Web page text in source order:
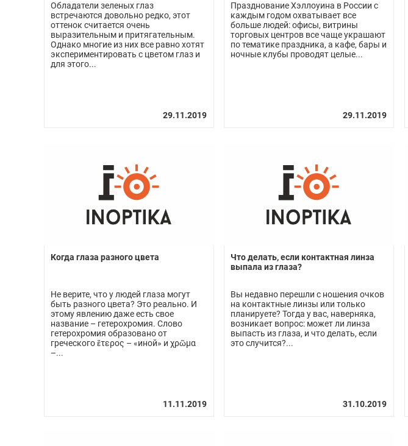
Обладатели зеленых глаз
встречаются довольно редко, этот
оттенок считается очень
выразительным и притягательным.
Однако многие из них все равно хотят
экспериментировать с цветом глаз и
для этого...
Празднование Хэллоуина в России с
каждым годом охватывает все
больше людей: офисы, витрины
торговых центров все чаще украшают
по тематике праздника, а кафе, бары и
ночные клубы проводят целые...
Когда глаза разного цвета
Не верите, что у людей глаза могут
быть разного цвета? Это реально. И
этому явлению даже есть свое
название – гетерохромия. Слово
гетерохромия образовано от
греческого ἕτερος – «иной» и χρῶμα
–...
Что делать, если контактная линза
выпала из глаза?
Вы недавно перешли с ношения очков
на контактные линзы или только
планируете? Тогда у вас, наверняка,
возникает вопрос: может ли линза
выпасть из глаза, и что делать, если
это случится?...